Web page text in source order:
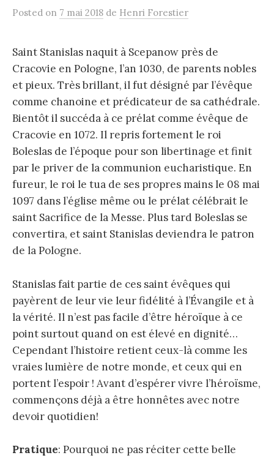
Posted on 7 mai 2018 de Henri Forestier
Saint Stanislas naquit à Scepanow près de
Cracovie en Pologne, l’an 1030, de parents nobles
et pieux. Très brillant, il fut désigné par l’évêque
comme chanoine et prédicateur de sa cathédrale.
Bientôt il succéda à ce prélat comme évêque de
Cracovie en 1072. Il repris fortement le roi
Boleslas de l’époque pour son libertinage et finit
par le priver de la communion eucharistique. En
fureur, le roi le tua de ses propres mains le 08 mai
1097 dans l’église même ou le prélat célébrait le
saint Sacrifice de la Messe. Plus tard Boleslas se
convertira, et saint Stanislas deviendra le patron
de la Pologne.
Stanislas fait partie de ces saint évêques qui
payèrent de leur vie leur fidélité à l’Évangile et à
la vérité. Il n’est pas facile d’être héroïque à ce
point surtout quand on est élevé en dignité…
Cependant l’histoire retient ceux-là comme les
vraies lumière de notre monde, et ceux qui en
portent l’espoir ! Avant d’espérer vivre l’héroïsme,
commençons déjà a être honnêtes avec notre
devoir quotidien!
Pratique: Pourquoi ne pas réciter cette belle